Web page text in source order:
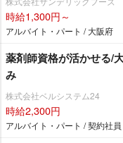
時給1,300円～
アルバイト・パート / 大阪府
薬剤師資格が活かせる/
み
株式会社ベルシステム24
時給2,300円
アルバイト・パート / 契約社